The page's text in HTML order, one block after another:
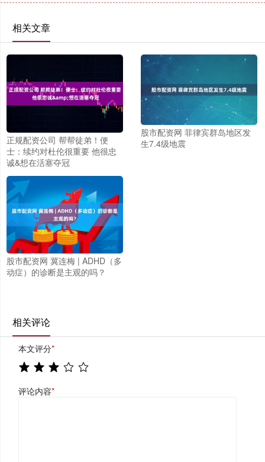
相关文章
正规配资公司 帮帮徒弟！便
士：续约对杜伦很重要 他很忠
诚&想在活塞夺冠
股市配资网 菲律宾群岛地区发
生7.4级地震
股市配资网 冀连梅 | ADHD（多
动症）的诊断是主观的吗？
相关评论
本文评分*
评论内容*